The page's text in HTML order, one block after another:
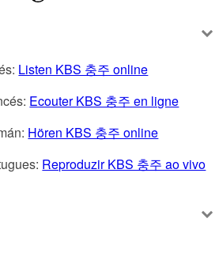
Listen KBS 충주 online
Ecouter KBS 충주 en ligne
Hören KBS 충주 online
Reproduzir KBS 충주 ao vivo